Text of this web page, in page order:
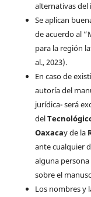
alternativas del
Se aplican
de acuerdo al
para la región
al., 2023).
En caso de
autoría del
jurídica- será
del
Oaxacay de la
ante cualquier
alguna
sobre el
Los nombres y